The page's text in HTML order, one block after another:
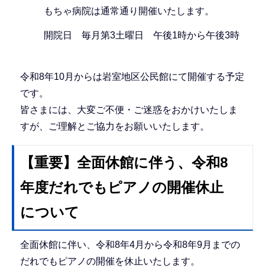
もちゃ病院は通常通り開催いたします。
開院日 毎月第3土曜日 午後1時から午後3時
令和8年10月からは岩室地区公民館にて開催する予定
です。
皆さまには、大変ご不便・ご迷惑をおかけいたしま
すが、ご理解とご協力をお願いいたします。
【重要】全面休館に伴う、令和8
年度だれでもピアノの開催休止
について
全面休館に伴い、令和8年4月から令和8年9月までの
だれでもピアノの開催を休止いたします。